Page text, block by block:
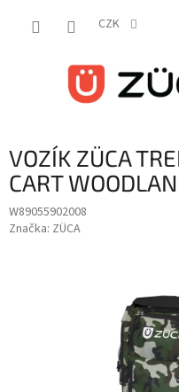
CZK
VOZÍK ZÜCA
CART
W89055902008
Značka: ZÜCA